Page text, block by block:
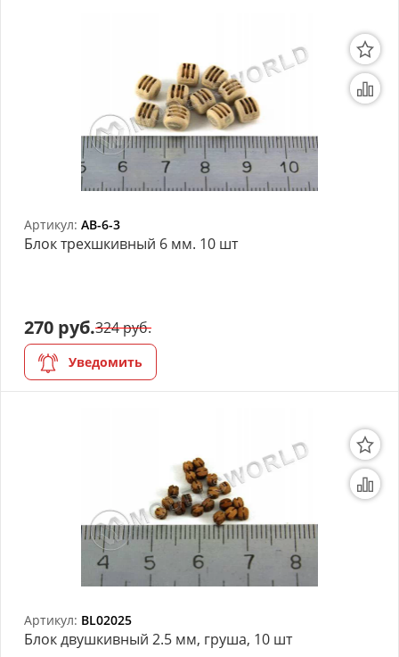
Артикул: AB-6-3
Блок трехшкивный 6 мм. 10 шт
270 руб.324 руб.
Уведомить
Артикул: BL02025
Блок двушкивный 2.5 мм, груша, 10 шт